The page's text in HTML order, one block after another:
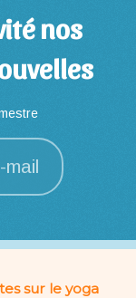
nos
sur le yoga